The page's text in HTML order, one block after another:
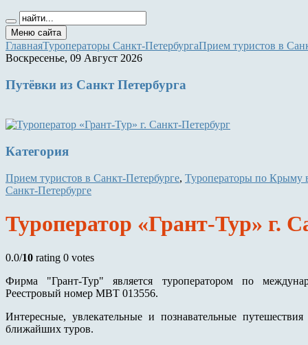
Меню сайта
ГлавнаяТуроператоры Санкт-ПетербургаПрием туристов в
Воскресенье, 09 Август 2026
Путёвки из Санкт Петербурга
Категория
Прием туристов в Санкт-Петербурге, Туроператоры по Крыму
Санкт-Петербурге
Туроператор «Грант-Тур» г.
0.0/10 rating 0 votes
Фирма "Грант-Тур" является туроператором по
Реестровый номер МВТ 013556.
Интересные, увлекательные и познавательные
ближайших туров.